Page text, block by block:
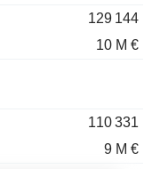
129 144
10 M €
110 331
9 M €